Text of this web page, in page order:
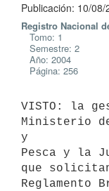
Publicación: 10/08/
Registro Nacional
Tomo: 1
Semestre: 2
Año: 2004
Página: 256
VISTO: la
Ministerio
y
Pesca y la
que
Reglamento